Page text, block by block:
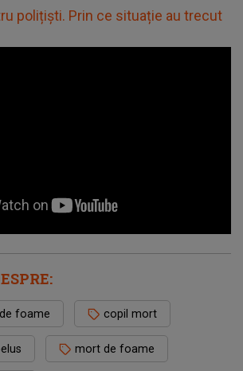
polițiști. Prin ce situație au trecut
foame copil mort
mort de foame